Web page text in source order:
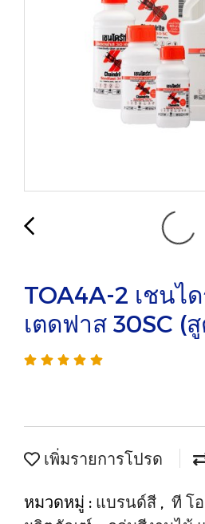
TOA4A-2 เชนไ
เตดฟาส 30SC (
เพิ่มรายการโปรด
หมวดหมู่ : แบรนด์สี , ที โ